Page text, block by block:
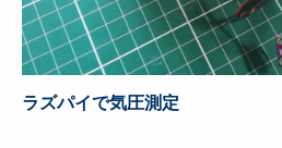
ラズパイで気圧測定